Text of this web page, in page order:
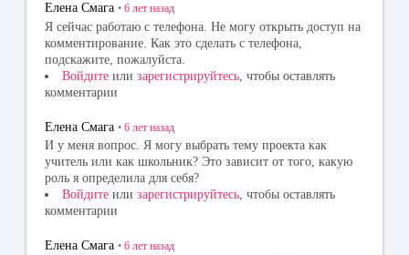
Елена Смага • 6 лет назад
Я сейчас работаю с телефона. Не могу открыть доступ на
комментирование. Как это сделать с телефона,
подскажите, пожалуйста.
Войдите или зарегистрируйтесь , чтобы оставлять
комментарии
Елена Смага • 6 лет назад
И у меня вопрос. Я могу выбрать тему проекта как
учитель или как школьник? Это зависит от того, какую
роль я определила для себя?
Войдите или зарегистрируйтесь, чтобы оставлять
комментарии
Елена Смага • 6 лет назад